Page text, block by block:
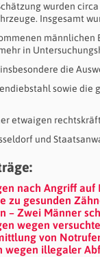
wurden circa
Insgesamt
in
die
sowie die
etwaigen
und
nach Angriff auf
zu gesunden
– Zwei Männer
wegen
von
wegen illegaler